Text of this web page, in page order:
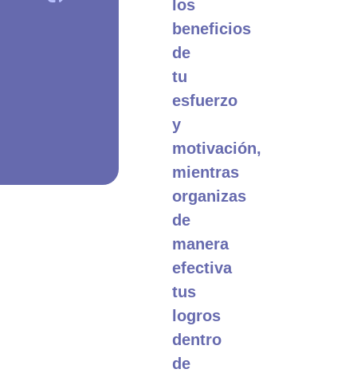
los
beneficios
de
tu
esfuerzo
y
motivación,
mientras
organizas
de
manera
efectiva
tus
logros
dentro
de